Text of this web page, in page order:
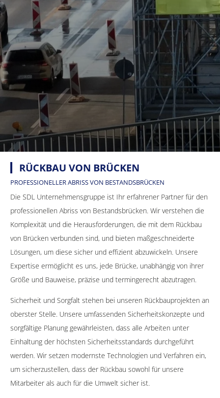
RÜCKBAU VON BRÜCKEN
PROFESSIONELLER ABRISS VON BESTANDSBRÜCKEN
Die SDL Unternehmensgruppe ist Ihr erfahrener Partner für den
professionellen Abriss von Bestandsbrücken. Wir verstehen die
Komplexität und die Herausforderungen, die mit dem Rückbau
von Brücken verbunden sind, und bieten maßgeschneiderte
Lösungen, um diese sicher und effizient abzuwickeln. Unsere
Expertise ermöglicht es uns, jede Brücke, unabhängig von ihrer
Größe und Bauweise, präzise und termingerecht abzutragen.
Sicherheit und Sorgfalt stehen bei unseren Rückbauprojekten an
oberster Stelle. Unsere umfassenden Sicherheitskonzepte und
sorgfältige Planung gewährleisten, dass alle Arbeiten unter
Einhaltung der höchsten Sicherheitsstandards durchgeführt
werden. Wir setzen modernste Technologien und Verfahren ein,
um sicherzustellen, dass der Rückbau sowohl für unsere
Mitarbeiter als auch für die Umwelt sicher ist.